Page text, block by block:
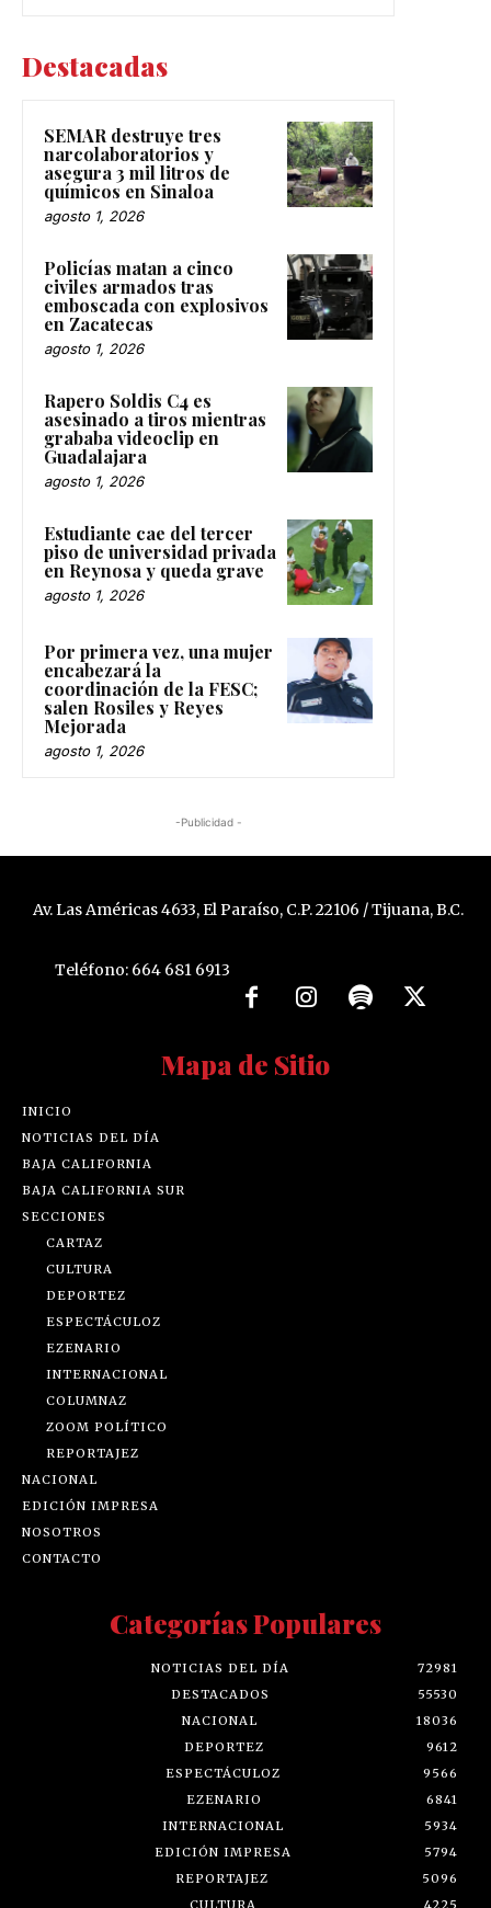
Destacadas
SEMAR destruye tres
narcolaboratorios y
asegura 3 mil litros de
químicos en Sinaloa
agosto 1, 2026
Policías matan a cinco
civiles armados tras
emboscada con explosivos
en Zacatecas
agosto 1, 2026
Rapero Soldis C4 es
asesinado a tiros mientras
grababa videoclip en
Guadalajara
agosto 1, 2026
Estudiante cae del tercer
piso de universidad privada
en Reynosa y queda grave
agosto 1, 2026
Por primera vez, una mujer
encabezará la
coordinación de la FESC;
salen Rosiles y Reyes
Mejorada
agosto 1, 2026
-Publicidad -
Av. Las Américas 4633, El Paraíso, C.P. 22106 / Tijuana, B.C.
Teléfono: 664 681 6913
Mapa de Sitio
INICIO
NOTICIAS DEL DÍA
BAJA CALIFORNIA
BAJA CALIFORNIA SUR
SECCIONES
CARTAZ
CULTURA
DEPORTEZ
ESPECTÁCULOZ
EZENARIO
INTERNACIONAL
COLUMNAZ
ZOOM POLÍTICO
REPORTAJEZ
NACIONAL
EDICIÓN IMPRESA
NOSOTROS
CONTACTO
Categorías Populares
NOTICIAS DEL DÍA
72981
DESTACADOS
55530
NACIONAL
18036
DEPORTEZ
9612
ESPECTÁCULOZ
9566
EZENARIO
6841
INTERNACIONAL
5934
EDICIÓN IMPRESA
5794
REPORTAJEZ
5096